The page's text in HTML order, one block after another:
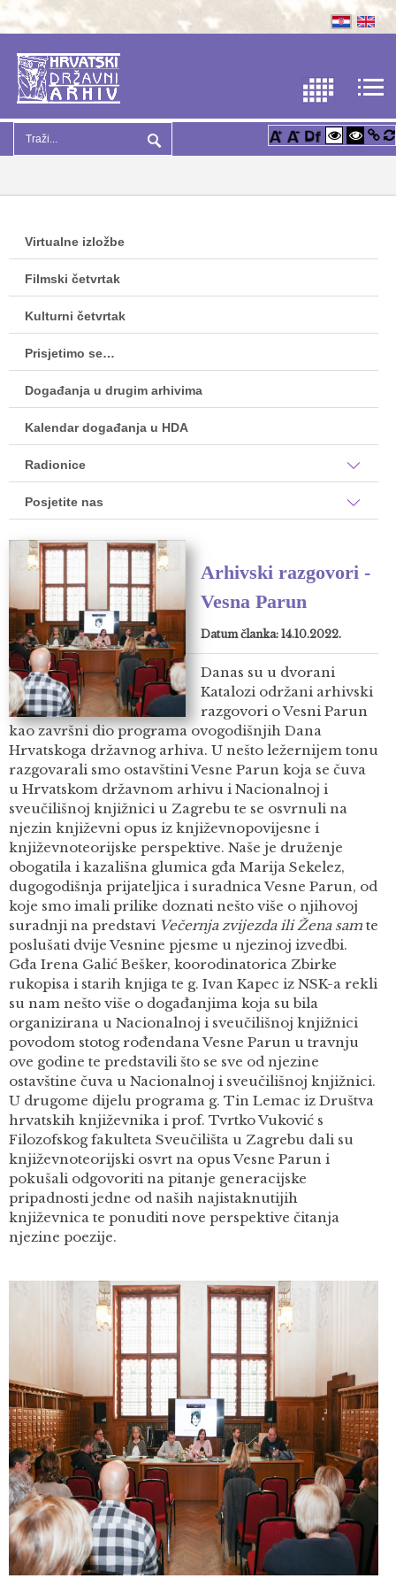
Virtualne izložbe
Filmski četvrtak
Kulturni četvrtak
Prisjetimo se…
Događanja u drugim arhivima
Kalendar događanja u HDA
Radionice
Posjetite nas
Arhivski razgovori -
Vesna Parun
Datum članka: 14.10.2022.
Danas su u dvorani
Katalozi održani arhivski
razgovori o Vesni Parun
kao završni dio programa ovogodišnjih Dana
Hrvatskoga državnog arhiva. U nešto ležernijem tonu
razgovarali smo ostavštini Vesne Parun koja se čuva
u Hrvatskom državnom arhivu i Nacionalnoj i
sveučilišnoj knjižnici u Zagrebu te se osvrnuli na
njezin književni opus iz književnopovijesne i
književnoteorijske perspektive. Naše je druženje
obogatila i kazališna glumica gđa Marija Sekelez,
dugogodišnja prijateljica i suradnica Vesne Parun, od
koje smo imali prilike doznati nešto više o njihovoj
suradnji na predstavi Večernja zvijezda ili Žena sam te
poslušati dvije Vesnine pjesme u njezinoj izvedbi.
Gđa Irena Galić Bešker, koorodinatorica Zbirke
rukopisa i starih knjiga te g. Ivan Kapec iz NSK-a rekli
su nam nešto više o događanjima koja su bila
organizirana u Nacionalnoj i sveučilišnoj knjižnici
povodom stotog rođendana Vesne Parun u travnju
ove godine te predstavili što se sve od njezine
ostavštine čuva u Nacionalnoj i sveučilišnoj knjižnici.
U drugome dijelu programa g. Tin Lemac iz Društva
hrvatskih književnika i prof. Tvrtko Vuković s
Filozofskog fakulteta Sveučilišta u Zagrebu dali su
književnoteorijski osvrt na opus Vesne Parun i
pokušali odgovoriti na pitanje generacijske
pripadnosti jedne od naših najistaknutijih
književnica te ponuditi nove perspektive čitanja
njezine poezije.